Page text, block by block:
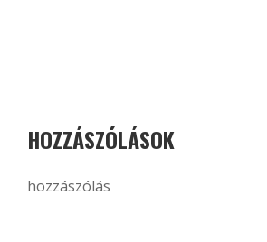
HOZZÁSZÓLÁSOK
hozzászólás